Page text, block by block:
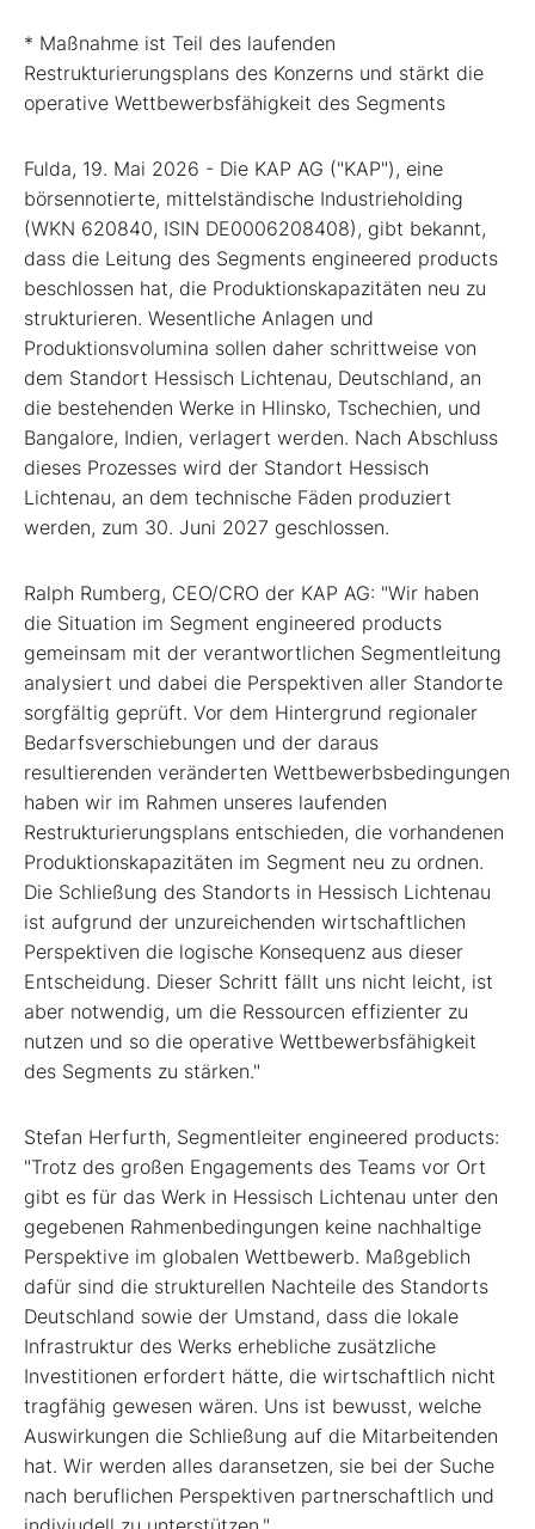
* Maßnahme ist Teil des laufenden
Restrukturierungsplans des Konzerns und stärkt die
operative Wettbewerbsfähigkeit des Segments
Fulda, 19. Mai 2026 - Die KAP AG ("KAP"), eine
börsennotierte, mittelständische Industrieholding
(WKN 620840, ISIN DE0006208408), gibt bekannt,
dass die Leitung des Segments engineered products
beschlossen hat, die Produktionskapazitäten neu zu
strukturieren. Wesentliche Anlagen und
Produktionsvolumina sollen daher schrittweise von
dem Standort Hessisch Lichtenau, Deutschland, an
die bestehenden Werke in Hlinsko, Tschechien, und
Bangalore, Indien, verlagert werden. Nach Abschluss
dieses Prozesses wird der Standort Hessisch
Lichtenau, an dem technische Fäden produziert
werden, zum 30. Juni 2027 geschlossen.
Ralph Rumberg, CEO/CRO der KAP AG: "Wir haben
die Situation im Segment engineered products
gemeinsam mit der verantwortlichen Segmentleitung
analysiert und dabei die Perspektiven aller Standorte
sorgfältig geprüft. Vor dem Hintergrund regionaler
Bedarfsverschiebungen und der daraus
resultierenden veränderten Wettbewerbsbedingungen
haben wir im Rahmen unseres laufenden
Restrukturierungsplans entschieden, die vorhandenen
Produktionskapazitäten im Segment neu zu ordnen.
Die Schließung des Standorts in Hessisch Lichtenau
ist aufgrund der unzureichenden wirtschaftlichen
Perspektiven die logische Konsequenz aus dieser
Entscheidung. Dieser Schritt fällt uns nicht leicht, ist
aber notwendig, um die Ressourcen effizienter zu
nutzen und so die operative Wettbewerbsfähigkeit
des Segments zu stärken."
Stefan Herfurth, Segmentleiter engineered products:
"Trotz des großen Engagements des Teams vor Ort
gibt es für das Werk in Hessisch Lichtenau unter den
gegebenen Rahmenbedingungen keine nachhaltige
Perspektive im globalen Wettbewerb. Maßgeblich
dafür sind die strukturellen Nachteile des Standorts
Deutschland sowie der Umstand, dass die lokale
Infrastruktur des Werks erhebliche zusätzliche
Investitionen erfordert hätte, die wirtschaftlich nicht
tragfähig gewesen wären. Uns ist bewusst, welche
Auswirkungen die Schließung auf die Mitarbeitenden
hat. Wir werden alles daransetzen, sie bei der Suche
nach beruflichen Perspektiven partnerschaftlich und